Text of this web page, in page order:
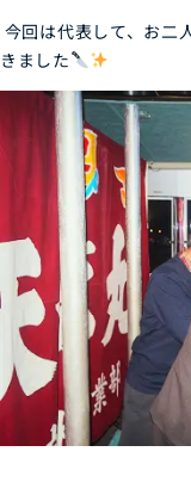
今回は代表して、お二
きました